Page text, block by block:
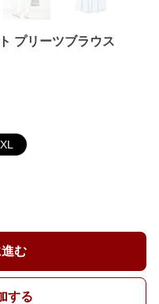
プリーツブラウス
む
する